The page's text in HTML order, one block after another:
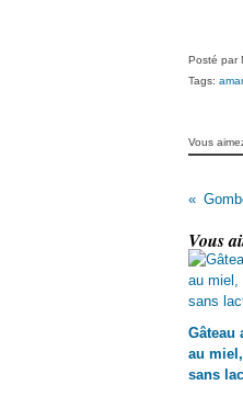
Posté par
Tags:
Vous
Vous
Gâteau
au
sans